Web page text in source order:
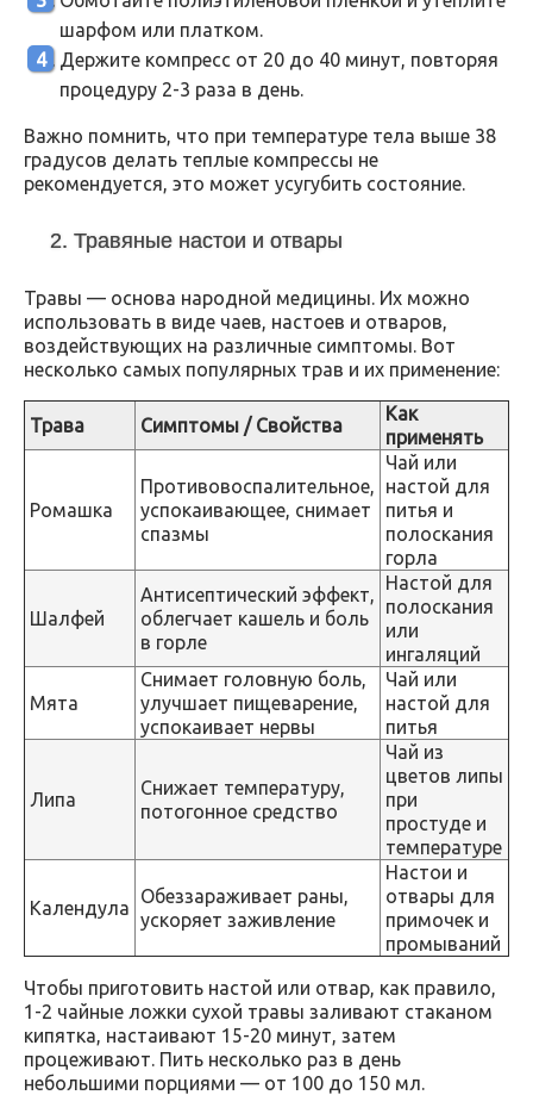
шарфом или платком.
Держите компресс от 20 до 40 минут, повторяя
процедуру 2-3 раза в день.
Важно помнить, что при температуре тела выше 38
градусов делать теплые компрессы не
рекомендуется, это может усугубить состояние.
2. Травяные настои и отвары
Травы — основа народной медицины. Их можно
использовать в виде чаев, настоев и отваров,
воздействующих на различные симптомы. Вот
несколько самых популярных трав и их применение:
Трава Симптомы / Свойства
Как
применять
Ромашка
Противовоспалительное,
успокаивающее, снимает
спазмы
Чай или
настой для
питья и
полоскания
горла
Шалфей
Антисептический эффект,
облегчает кашель и боль
в горле
Настой для
полоскания
или
ингаляций
Мята
Снимает головную боль,
улучшает пищеварение,
успокаивает нервы
Чай или
настой для
питья
Липа
Снижает температуру,
потогонное средство
Чай из
цветов липы
при
простуде и
температуре
Календула
Обеззараживает раны,
ускоряет заживление
Настои и
отвары для
примочек и
промываний
Чтобы приготовить настой или отвар, как правило,
1-2 чайные ложки сухой травы заливают стаканом
кипятка, настаивают 15-20 минут, затем
процеживают. Пить несколько раз в день
небольшими порциями — от 100 до 150 мл.